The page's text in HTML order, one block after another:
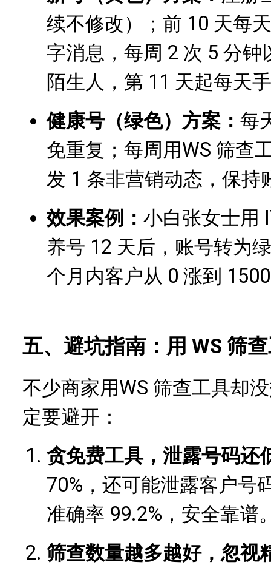
续不修改）；前 10 天每
字消息，每周 2 次 5 分
陌生人，第 11 天起每天
健康号（绿色）方案： 每
免重复；每周 用WS 筛查
发 1 条非营销动态，保持
效果案例： 小白张女士用
养号 12 天后，账号转为
个月内客户从 0 涨到
五、避坑指南：用 WS 筛
不少商家用WS 筛查工具却
定要避开：
贪免费工具，泄露号码还
70%，还可能泄露客户号
准确率 99.2%，安全靠谱
筛查数量越多越好，忽视